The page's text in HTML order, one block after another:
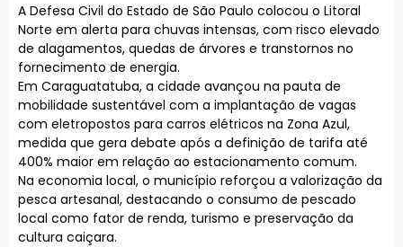
A Defesa Civil do Estado de São Paulo colocou o Litoral
Norte em alerta para chuvas intensas, com risco elevado
de alagamentos, quedas de árvores e transtornos no
fornecimento de energia.
Em Caraguatatuba, a cidade avançou na pauta de
mobilidade sustentável com a implantação de vagas
com eletropostos para carros elétricos na Zona Azul,
medida que gera debate após a definição de tarifa até
400% maior em relação ao estacionamento comum.
Na economia local, o município reforçou a valorização da
pesca artesanal, destacando o consumo de pescado
local como fator de renda, turismo e preservação da
cultura caiçara.